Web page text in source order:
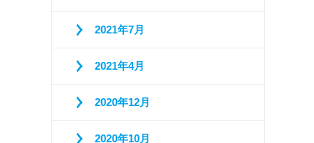
2021年7月
2021年4月
2020年12月
2020年10月